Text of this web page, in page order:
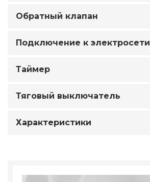
Обратный клапан
Подключение к электросети
Таймер
Тяговый выключатель
Характеристики